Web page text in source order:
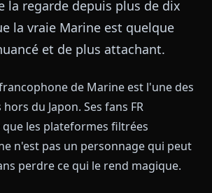
la regarde depuis plus de dix
la vraie Marine est quelque
et de plus attachant.
de Marine est l'une des
du Japon. Ses fans FR
les plateformes filtrées
n'est pas un personnage qui peut
perdre ce qui le rend magique.